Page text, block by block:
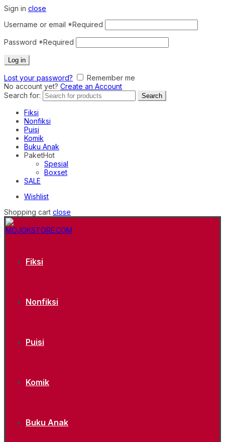
Sign in close
Username or email *Required
Password *Required
Log in
Lost your password?
Remember me
No account yet? Create an Account
Search for:
Search
Fiksi
Nonfiksi
Puisi
Komik
Buku Anak
PaketHot
Spesial
Boxset
SALE
Wishlist
Shopping cart close
Fiksi
Nonfiksi
Puisi
Komik
Buku Anak